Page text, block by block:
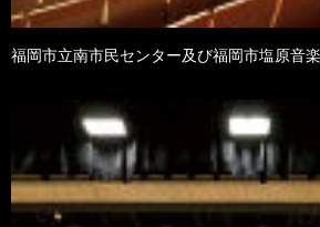
福岡市立南市民センター及び福岡市塩原音